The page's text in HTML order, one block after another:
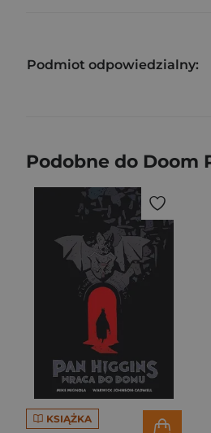
Podmiot odpowiedzialny:
Podobne do Doom
KSIĄŻKA